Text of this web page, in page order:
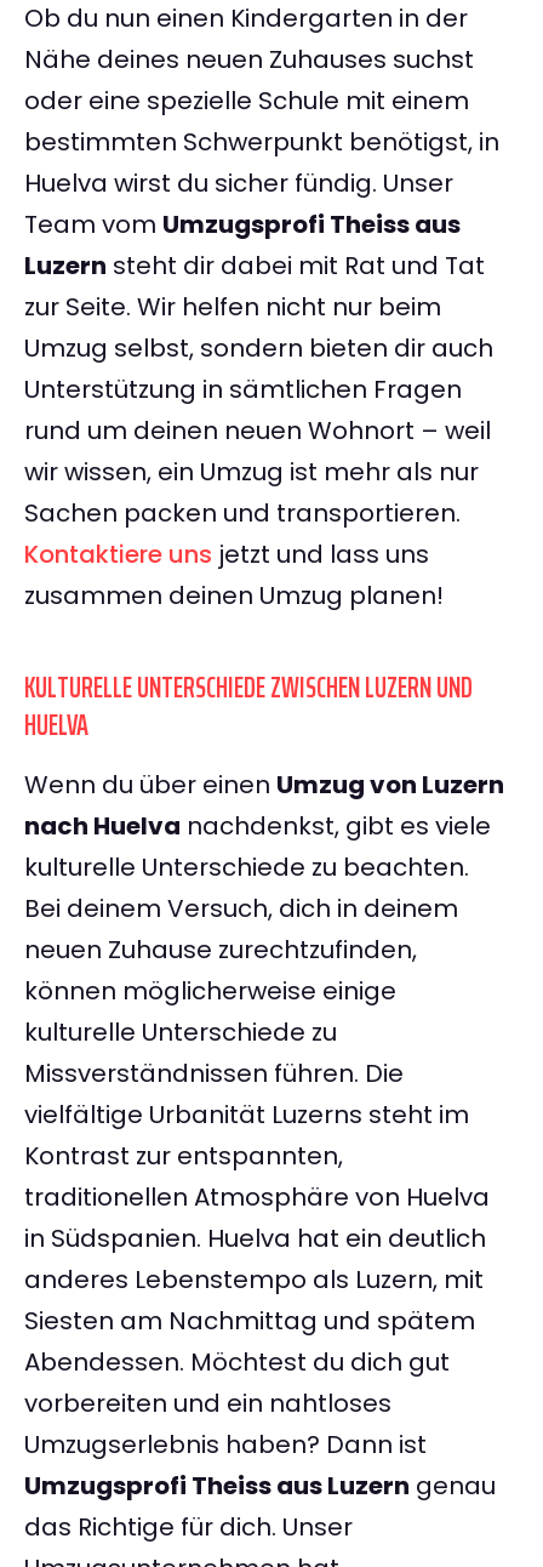
Ob du nun einen Kindergarten in der
Nähe deines neuen Zuhauses suchst
oder eine spezielle Schule mit einem
bestimmten Schwerpunkt benötigst, in
Huelva wirst du sicher fündig. Unser
Team vom Umzugsprofi Theiss aus
Luzern steht dir dabei mit Rat und Tat
zur Seite. Wir helfen nicht nur beim
Umzug selbst, sondern bieten dir auch
Unterstützung in sämtlichen Fragen
rund um deinen neuen Wohnort – weil
wir wissen, ein Umzug ist mehr als nur
Sachen packen und transportieren.
Kontaktiere uns jetzt und lass uns
zusammen deinen Umzug planen!
KULTURELLE UNTERSCHIEDE ZWISCHEN LUZERN UND
HUELVA
Wenn du über einen Umzug von Luzern
nach Huelva nachdenkst, gibt es viele
kulturelle Unterschiede zu beachten.
Bei deinem Versuch, dich in deinem
neuen Zuhause zurechtzufinden,
können möglicherweise einige
kulturelle Unterschiede zu
Missverständnissen führen. Die
vielfältige Urbanität Luzerns steht im
Kontrast zur entspannten,
traditionellen Atmosphäre von Huelva
in Südspanien. Huelva hat ein deutlich
anderes Lebenstempo als Luzern, mit
Siesten am Nachmittag und spätem
Abendessen. Möchtest du dich gut
vorbereiten und ein nahtloses
Umzugserlebnis haben? Dann ist
Umzugsprofi Theiss aus Luzern genau
das Richtige für dich. Unser